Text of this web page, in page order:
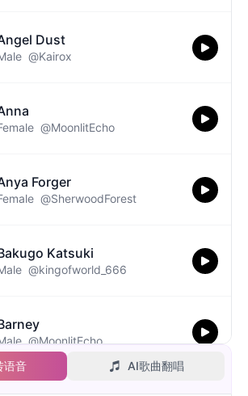
Dust
@Kairox
@MoonlitEcho
Forger
@SherwoodForest
Katsuki
@kingofworld_666
@MoonlitEcho
语音 AI歌曲翻唱